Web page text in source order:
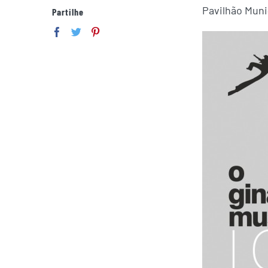
Pavilhão
Partilhe